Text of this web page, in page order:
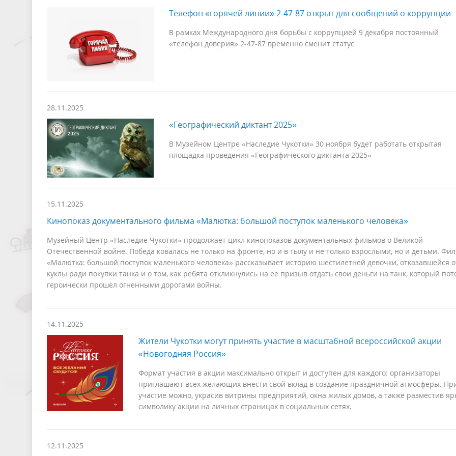
Телефон «горячей линии» 2-47-87 открыт для сообщений о коррупции
В рамках Международного дня борьбы с коррупцией 9 декабря постоянный
«телефон доверия» 2-47-87 временно сменит статус
28.11.2025
«Географический диктант 2025»
В Музейном Центре «Наследие Чукотки» 30 ноября будет работать открытая
площадка проведения «Географического диктанта 2025»
15.11.2025
Кинопоказ документального фильма «Малютка: большой поступок маленького человека»
Музейный Центр «Наследие Чукотки» продолжает цикл кинопоказов документальных фильмов о Великой
Отечественной войне. Победа ковалась не только на фронте, но и в тылу и не только взрослыми, но и детьми.
«Малютка: большой поступок маленького человека» рассказывает историю шестилетней девочки, отказавшейся
куклы ради покупки танка и о том, как ребята откликнулись на ее призыв отдать свои деньги на танк, который
героически прошел огненными дорогами войны.
14.11.2025
Жители Чукотки могут принять участие в масштабной всероссийской акции
«Новогодняя Россия»
Формат участия в акции максимально открыт и доступен для каждого: организаторы
приглашают всех желающих внести свой вклад в создание праздничной атмосферы.
участие можно, украсив витрины предприятий, окна жилых домов, а также разместив
символику акции на личных страницах в социальных сетях.
12.11.2025